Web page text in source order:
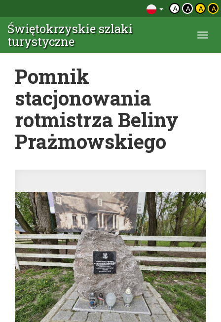
A A A A
Świętokrzyskie szlaki
turystyczne
Pomnik
stacjonowania
rotmistrza Beliny
Prażmowskiego